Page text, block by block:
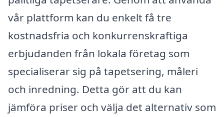
vår plattform kan du enkelt få tre
kostnadsfria och konkurrenskraftiga
erbjudanden från lokala företag som
specialiserar sig på tapetsering, måleri
och inredning. Detta gör att du kan
jämföra priser och välja det alternativ som